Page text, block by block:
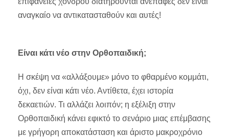
αναγκαίο να αντικατασταθούν και αυτές!
Είναι κάτι νέο στην Ορθοπαιδική;
Η σκέψη να «αλλάξουμε» μόνο το φθαρμένο κομμάτι,
όχι, δεν είναι κάτι νέο. Αντίθετα, έχει ιστορία
δεκαετιών. Τι αλλάζει λοιπόν; η εξέλιξη στην
Ορθοπαιδική κάνει εφικτό το σενάριο μιας επέμβασης
με γρήγορη αποκατάσταση και άριστο μακροχρόνιο